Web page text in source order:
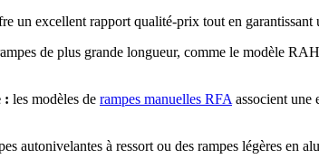
un excellent rapport qualité-prix tout en garantissant
de plus grande longueur, comme le modèle
: les modèles de rampes manuelles RFA associent une
autonivelantes à ressort ou des rampes légères en